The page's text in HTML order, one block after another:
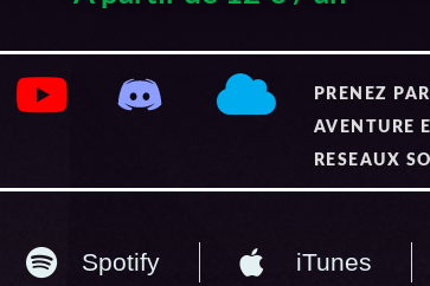
PRENEZ
AVENTURE
RESEAUX
Spotify iTunes